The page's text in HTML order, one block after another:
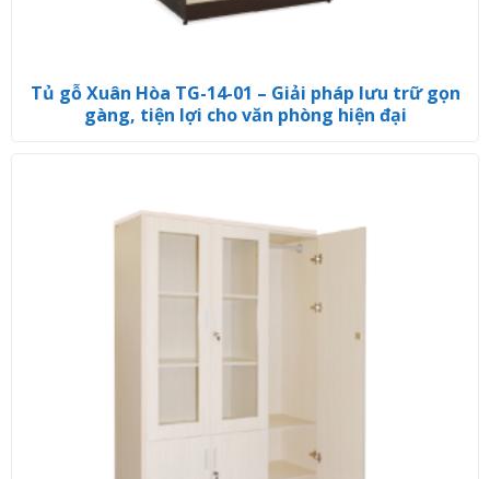
Tủ gỗ Xuân Hòa TG-14-01 – Giải pháp lưu trữ gọn
gàng, tiện lợi cho văn phòng hiện đại